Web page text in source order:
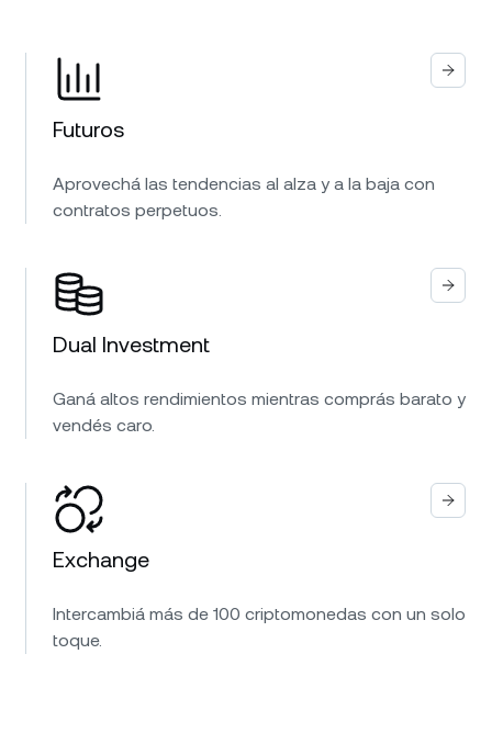
Futuros
Aprovechá las tendencias al alza y a la baja con
contratos perpetuos.
Dual Investment
Ganá altos rendimientos mientras comprás barato y
vendés caro.
Exchange
Intercambiá más de 100 criptomonedas con un solo
toque.